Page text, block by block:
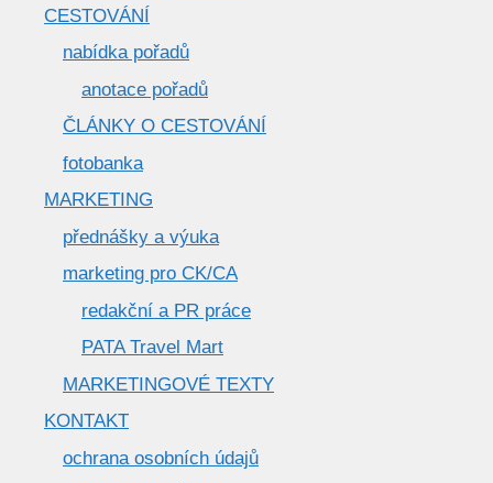
CESTOVÁNÍ
nabídka pořadů
anotace pořadů
ČLÁNKY O CESTOVÁNÍ
fotobanka
MARKETING
přednášky a výuka
marketing pro CK/CA
redakční a PR práce
PATA Travel Mart
MARKETINGOVÉ TEXTY
KONTAKT
ochrana osobních údajů